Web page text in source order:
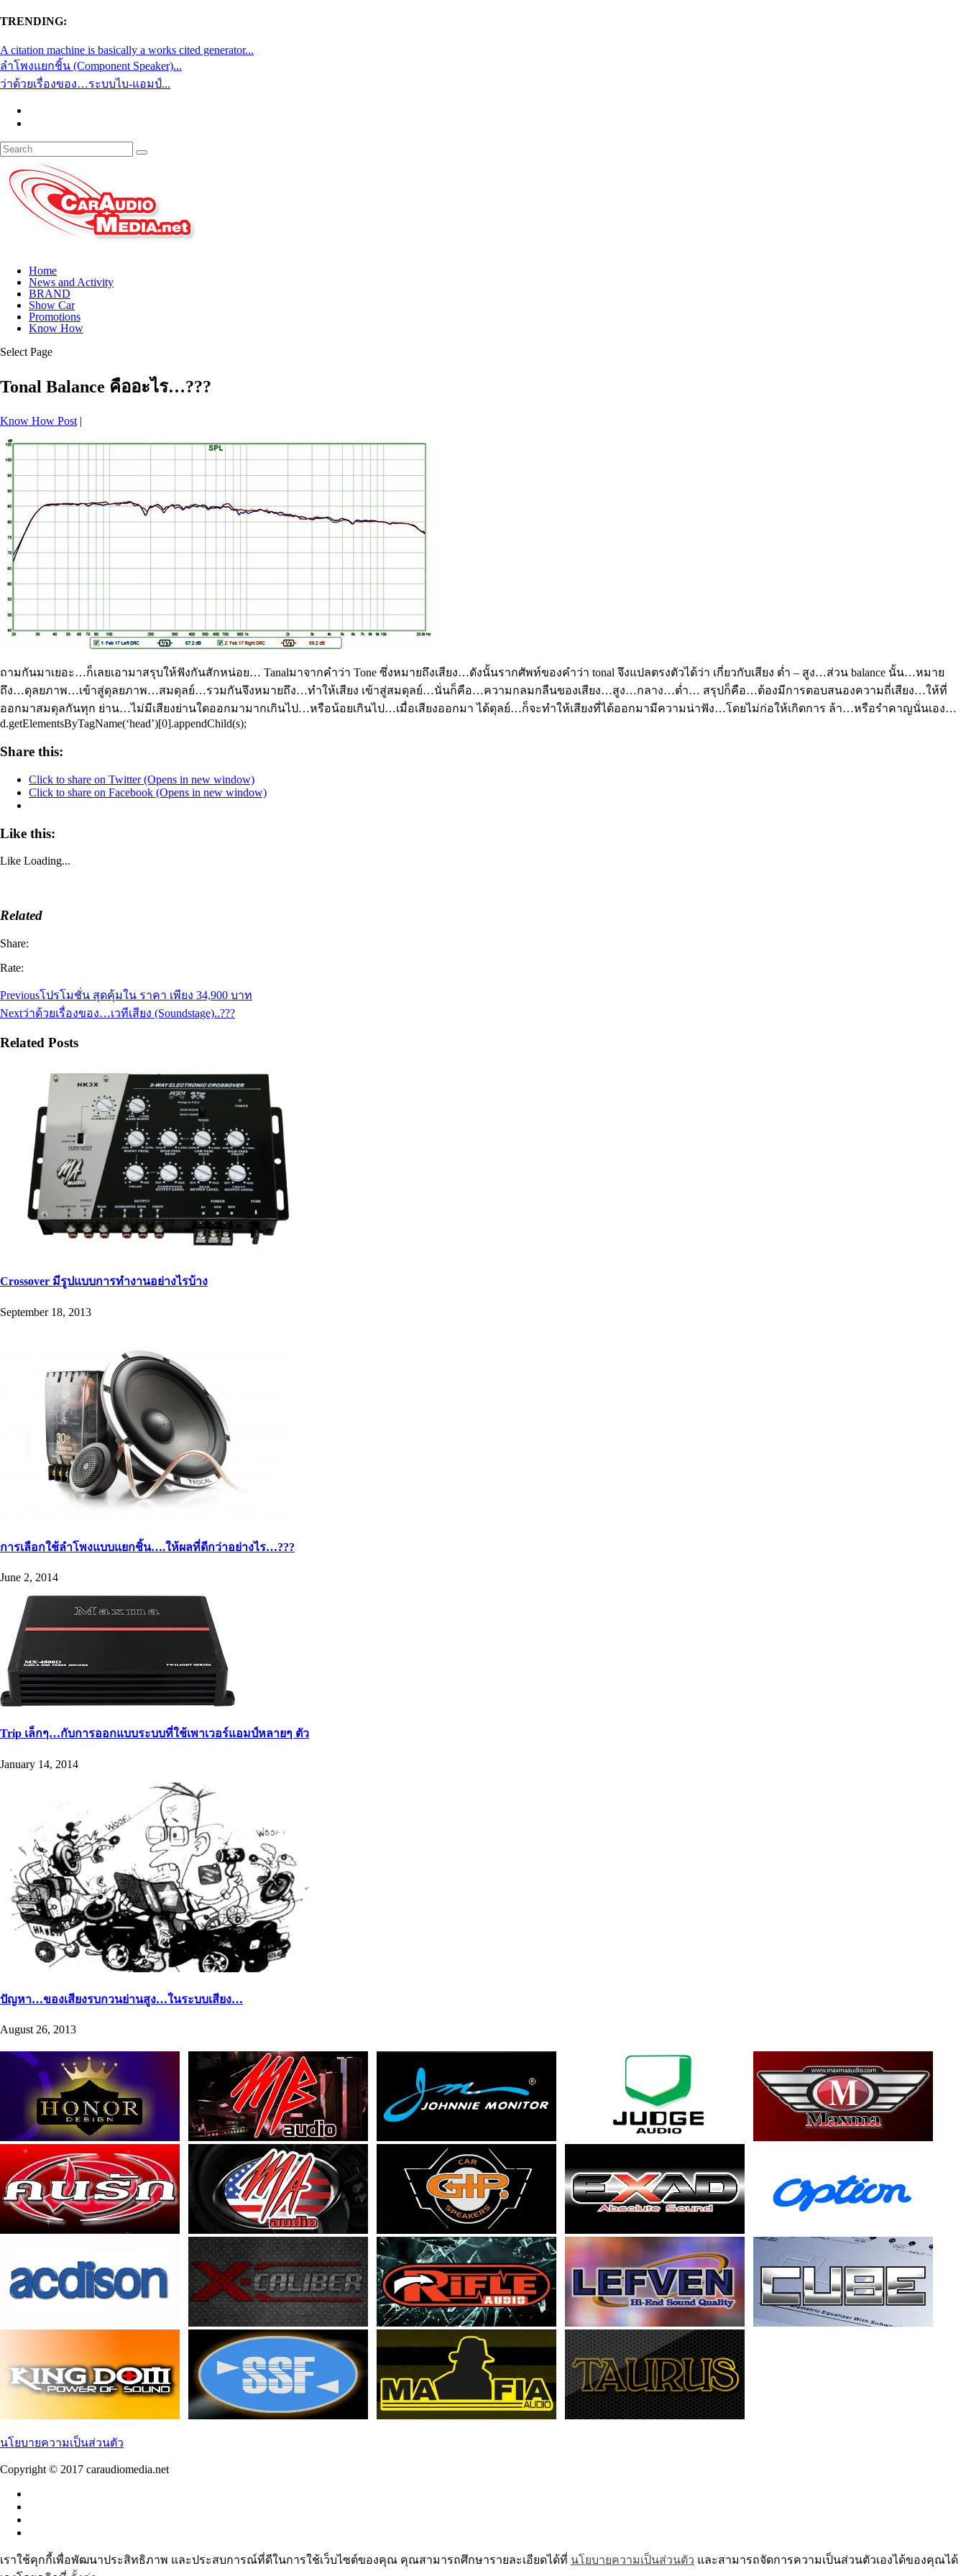
TRENDING:
A citation machine is basically a works cited generator...
ลำโพงแยกชิ้น (Component Speaker)...
ว่าด้วยเรื่องของ…ระบบไบ-แอมป์...
Home
News and Activity
BRAND
Show Car
Promotions
Know How
Select Page
Tonal Balance คืออะไร…???
Know How Post |
ถามกันมาเยอะ…ก็เลยเอามาสรุบให้ฟังกันสักหน่อย… Tanalมาจากคำว่า Tone ซึ่งหมายถึงเสียง…ดังนั้นรากศัพท์ของคำว่า tonal จึงแปลตรงตัวได้ว่า เกี่ยวกับเสียง ต่ำ – สูง…ส่วน balance นั้น…หมาย
ถึง…ดุลยภาพ…เข้าสู่ดุลยภาพ…สมดุลย์…รวมกันจึงหมายถึง…ทำให้เสียง เข้าสู่สมดุลย์…นั่นก็คือ…ความกลมกลืนของเสียง…สูง…กลาง…ต่ำ… สรุปก็คือ…ต้องมีการตอบสนองความถี่เสียง…ให้ที่
ออกมาสมดุลกันทุก ย่าน…ไม่มีเสียงย่านใดออกมามากเกินไป…หรือน้อยเกินไป…เมื่อเสียงออกมา ได้ดุลย์…ก็จะทำให้เสียงที่ได้ออกมามีความน่าฟัง…โดยไม่ก่อให้เกิดการ ล้า…หรือรำคาญนั่นเอง…
d.getElementsByTagName(‘head’)[0].appendChild(s);
Share this:
Click to share on Twitter (Opens in new window)
Click to share on Facebook (Opens in new window)
Like this:
Like Loading...
Related
Share:
Rate:
Previousโปรโมชั่น สุดคุ้มใน ราคา เพียง 34,900 บาท
Nextว่าด้วยเรื่องของ…เวทีเสียง (Soundstage)..???
Related Posts
Crossover มีรูปแบบการทำงานอย่างไรบ้าง
September 18, 2013
การเลือกใช้ลำโพงแบบแยกชิ้น….ให้ผลที่ดีกว่าอย่างไร…???
June 2, 2014
Trip เล็กๆ…กับการออกแบบระบบที่ใช้เพาเวอร์แอมป์หลายๆ ตัว
January 14, 2014
ปัญหา…ของเสียงรบกวนย่านสูง…ในระบบเสียง…
August 26, 2013
นโยบายความเป็นส่วนตัว
Copyright © 2017 caraudiomedia.net
เราใช้คุกกี้เพื่อพัฒนาประสิทธิภาพ และประสบการณ์ที่ดีในการใช้เว็บไซต์ของคุณ คุณสามารถศึกษารายละเอียดได้ที่ นโยบายความเป็นส่วนตัว และสามารถจัดการความเป็นส่วนตัวเองได้ของคุณได้